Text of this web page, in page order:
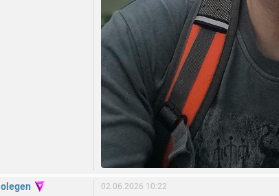
olegen 02.06.2026 10:22